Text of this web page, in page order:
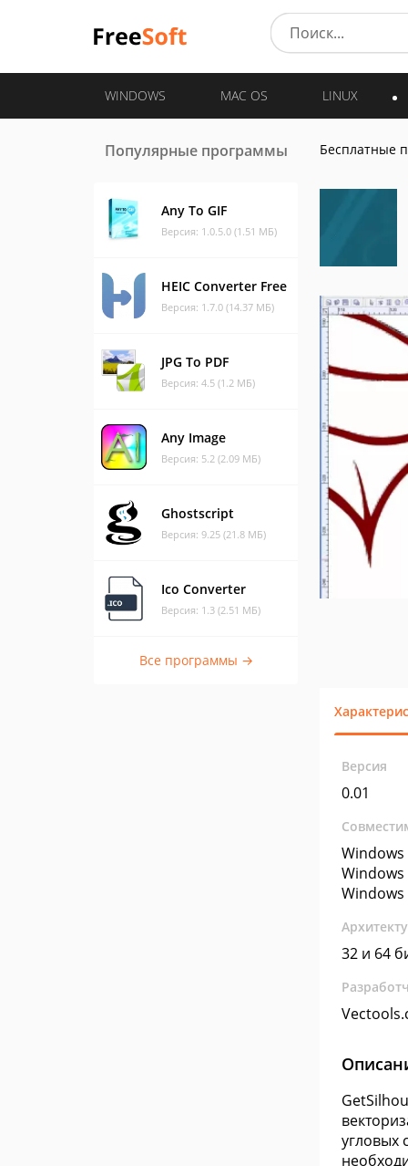
WINDOWS MAC OS LINUX
Популярные программы
Any To GIF
Версия: 1.0.5.0 (1.51 МБ)
HEIC Converter Free
Версия: 1.7.0 (14.37 МБ)
JPG To PDF
Версия: 4.5 (1.2 МБ)
Any Image
Версия: 5.2 (2.09 МБ)
Ghostscript
Версия: 9.25 (21.8 МБ)
Ico Converter
Версия: 1.3 (2.51 МБ)
Все программы →
Бесплатные
Версия
0.01
Windows
Windows
Windows
32 и 64
угловых